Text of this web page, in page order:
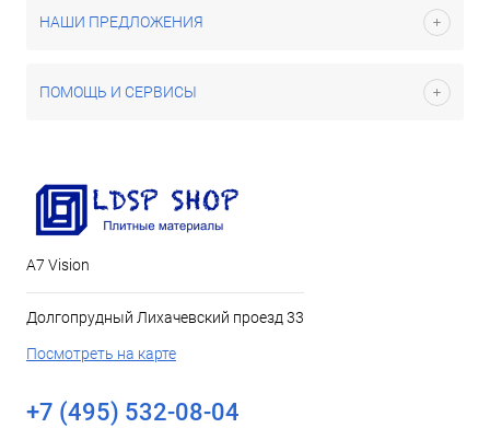
НАШИ ПРЕДЛОЖЕНИЯ
ПОМОЩЬ И СЕРВИСЫ
А7 Vision
Долгопрудный Лихачевский проезд 33
Посмотреть на карте
+7 (495) 532-08-04